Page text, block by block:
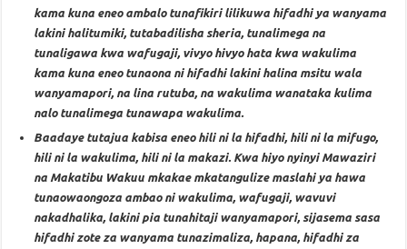
kama kuna eneo ambalo tunafikiri lilikuwa hifadhi ya wanyama
lakini halitumiki, tutabadilisha sheria, tunalimega na
tunaligawa kwa wafugaji, vivyo hivyo hata kwa wakulima
kama kuna eneo tunaona ni hifadhi lakini halina msitu wala
wanyamapori, na lina rutuba, na wakulima wanataka kulima
nalo tunalimega tunawapa wakulima.
Baadaye tutajua kabisa eneo hili ni la hifadhi, hili ni la mifugo,
hili ni la wakulima, hili ni la makazi. Kwa hiyo nyinyi Mawaziri
na Makatibu Wakuu mkakae mkatangulize maslahi ya hawa
tunaowaongoza ambao ni wakulima, wafugaji, wavuvi
nakadhalika, lakini pia tunahitaji wanyamapori, sijasema sasa
hifadhi zote za wanyama tunazimaliza, hapana, hifadhi za